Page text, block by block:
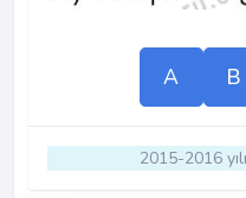
A B
2015-2016